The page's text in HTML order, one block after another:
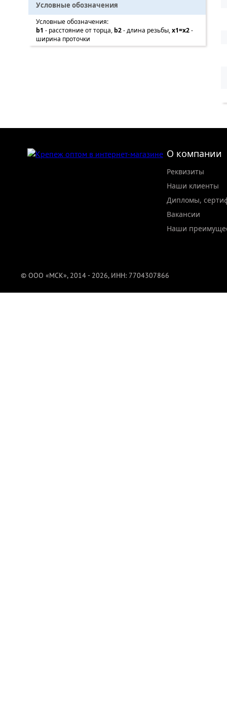
Условные обозначения
Условные обозначения:
b1 - расстояние от торца, b2- длина резьбы,x1=x2-
ширина проточки
О компании
Реквизиты
Наши клиенты
Дипломы,
Вакансии
Наши
© ООО «МСК», 2014 - 2026, ИНН: 7704307866